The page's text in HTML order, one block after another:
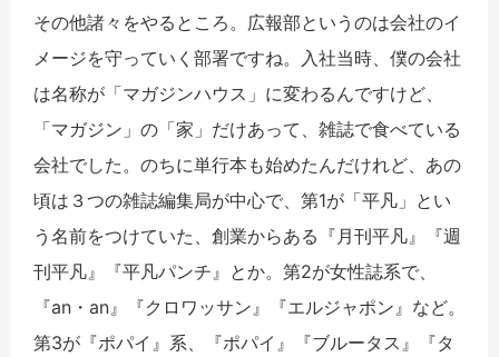
その他諸々をやるところ。広報部というのは会社のイ
メージを守っていく部署ですね。入社当時、僕の会社
は名称が「マガジンハウス」に変わるんですけど、
「マガジン」の「家」だけあって、雑誌で食べている
会社でした。のちに単行本も始めたんだけれど、あの
頃は３つの雑誌編集局が中心で、第1が「平凡」とい
う名前をつけていた、創業からある『月刊平凡』『週
刊平凡』『平凡パンチ』とか。第2が女性誌系で、
『an・an』『クロワッサン』『エルジャポン』など。
第3が『ポパイ』系、『ポパイ』『ブルータス』『タ